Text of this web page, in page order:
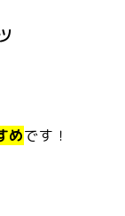
めです！